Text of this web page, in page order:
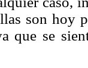
son hoy
que se